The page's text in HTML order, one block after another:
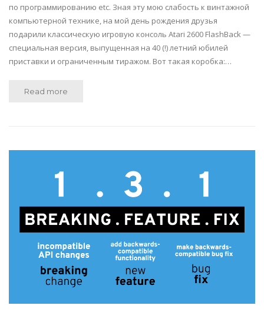
по программированию etc. Зная эту мою слабость к винтажной
компьютерной технике, на мой день рождения друзья
подарили классическую игровую консоль Atari 2600 FlashBack —
специальная версия, выпущенная на 40 (!) летний юбилей
приставки и ограниченным тиражом. Вот такая коробка:…
Read more